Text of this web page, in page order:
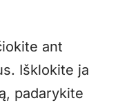
ant
Išklokite ja
padarykite